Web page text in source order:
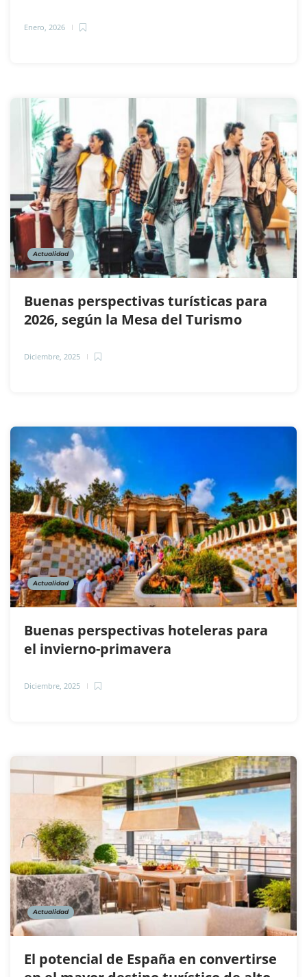
Enero, 2026
Actualidad
Buenas perspectivas turísticas para
2026, según la Mesa del Turismo
Diciembre, 2025
Actualidad
Buenas perspectivas hoteleras para
el invierno-primavera
Diciembre, 2025
Actualidad
El potencial de España en convertirse